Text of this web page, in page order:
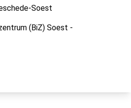
Soest
(BiZ) Soest -